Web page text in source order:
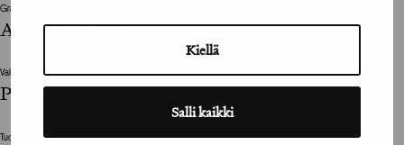
Kiellä
Salli kaikki
Graafinen suunnittelija / Graphic Designer
Annukka Väisänen
Valokuvat / Photographs
Perttu Saksa
Tuottaja / Producer